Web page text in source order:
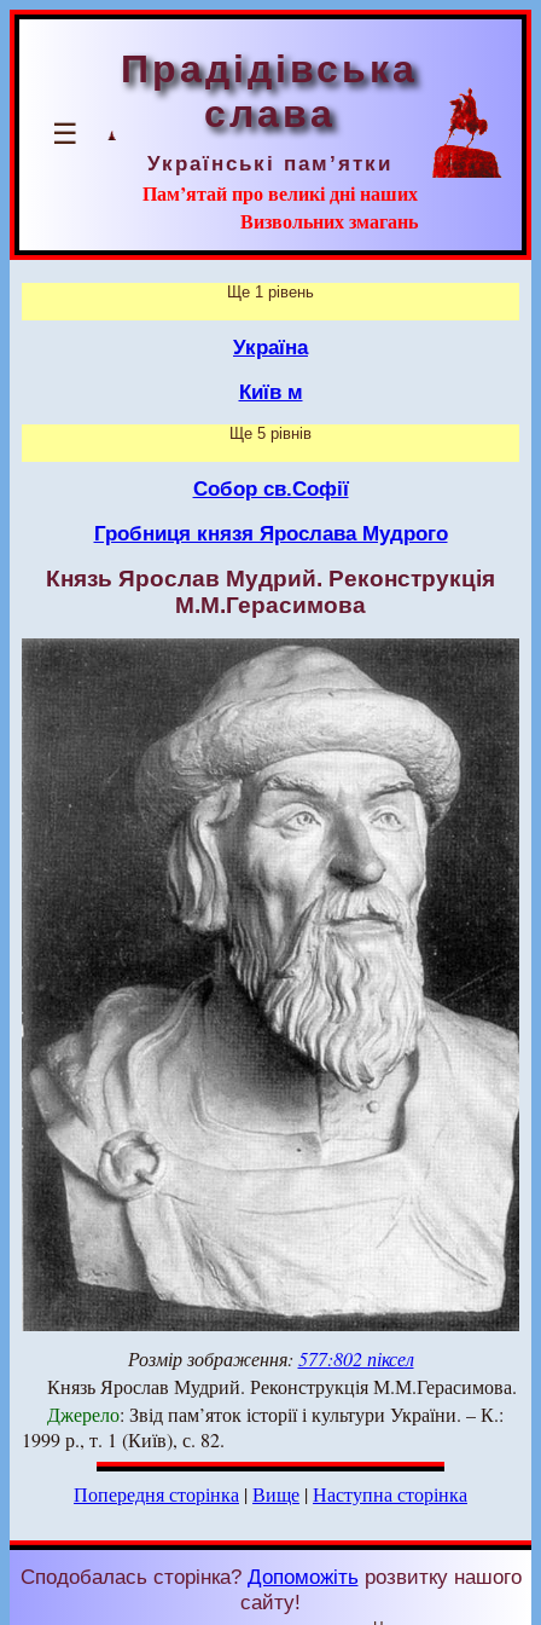
☰
Прадідівська
слава
Українські пам’ятки
Пам’ятай про великі дні наших
Визвольних змагань
Ще 1 рівень
Україна
Київ м
Ще 5 рівнів
Собор св.Софії
Гробниця князя Ярослава Мудрого
Князь Ярослав Мудрий. Реконструкція
М.М.Герасимова
Розмір зображення: 577:802 піксел
Князь Ярослав Мудрий. Реконструкція М.М.Герасимова.
Джерело: Звід пам’яток історії і культури України. – К.:
1999 р., т. 1 (Київ), с. 82.
Попередня сторінка |Вище |Наступна сторінка
Сподобалась сторінка? Допоможіть розвитку нашого
сайту!